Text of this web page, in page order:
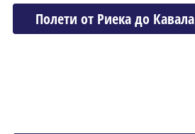
Полети от Риека до Кавала